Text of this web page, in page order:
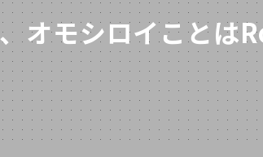
オモシロイことは
のつぶれない店